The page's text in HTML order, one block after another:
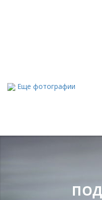
Еще фотографии